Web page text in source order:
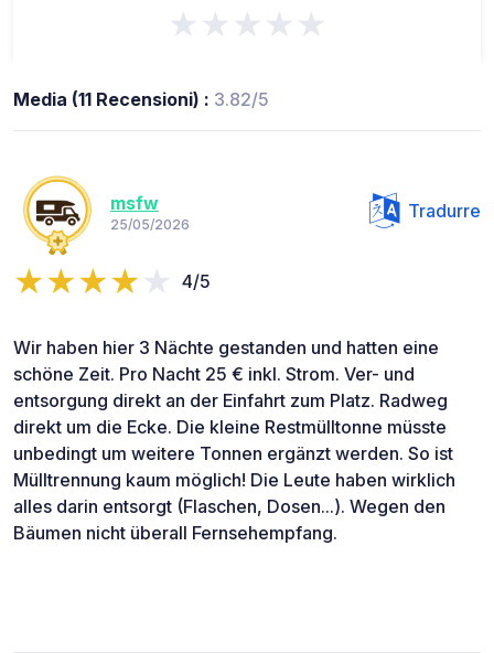
★★★★★
Media (11 Recensioni) : 3.82/5
msfw
25/05/2026
Tradurre
4/5
Wir haben hier 3 Nächte gestanden und hatten eine
schöne Zeit. Pro Nacht 25 € inkl. Strom. Ver- und
entsorgung direkt an der Einfahrt zum Platz. Radweg
direkt um die Ecke. Die kleine Restmülltonne müsste
unbedingt um weitere Tonnen ergänzt werden. So ist
Mülltrennung kaum möglich! Die Leute haben wirklich
alles darin entsorgt (Flaschen, Dosen...). Wegen den
Bäumen nicht überall Fernsehempfang.